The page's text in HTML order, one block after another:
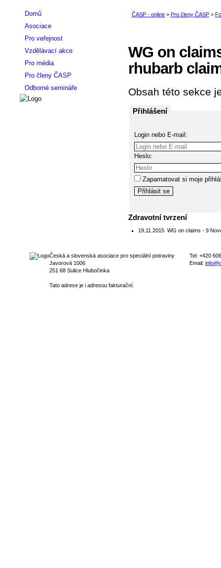
WG on
rhubarb
Obsah této sekce
Přihlášení
Login nebo E-mail:
Heslo:
Zapamatovat si moje
Zdravotní tvrzení
19.11.2015 WG on claims - 9
Domů
Asociace
Pro veřejnost
Vzdělávací akce
Pro média
Pro členy ČASP
Odborné semináře
Česká a slovenská asociace pro speciální potraviny
Javorová 1006
251 68 Sulice Hlubočinka
Tato adrese je i adresou fakturační.
Tel: +420
Email: